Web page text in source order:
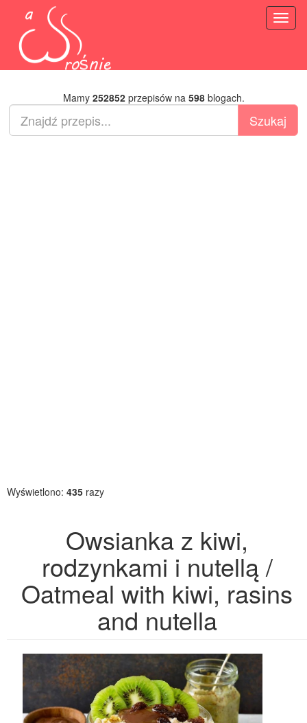
Mamy 252852przepisów na 598blogach.
Wyświetlono: 435 razy
Owsianka z kiwi,
rodzynkami i nutellą /
Oatmeal with kiwi, rasins
and nutella